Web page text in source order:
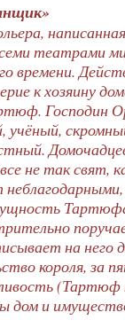
театрами
времени.
к хозяину
Господин
учёный,
не так свят,
на него
короля, за
(Тартюф
дом и